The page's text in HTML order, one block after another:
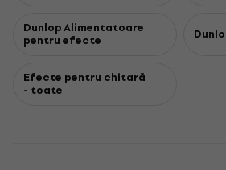
Dunlop Alimentatoare
pentru efecte
Efecte pentru chitară
- toate